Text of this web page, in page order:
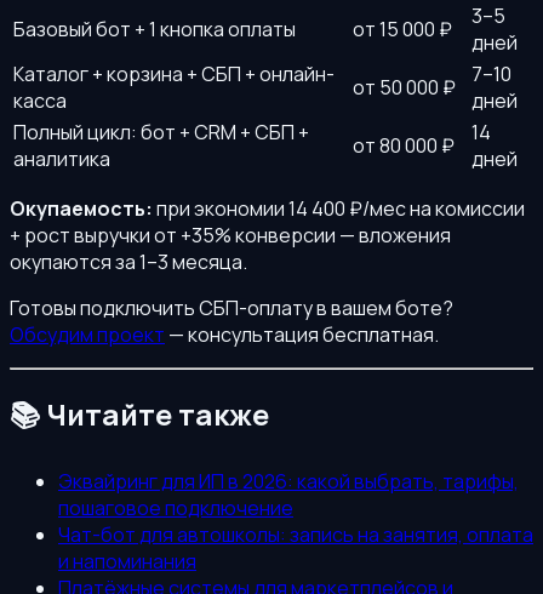
Базовый бот + 1 кнопка оплаты
от 15 000 ₽
3–5
дней
Каталог + корзина + СБП + онлайн-
касса
от 50 000 ₽
7–10
дней
Полный цикл: бот + CRM + СБП +
аналитика
от 80 000 ₽
14
дней
Окупаемость: при экономии 14 400 ₽/мес на комиссии
+ рост выручки от +35% конверсии — вложения
окупаются за 1–3 месяца.
Готовы подключить СБП-оплату в вашем боте?
Обсудим проект — консультация бесплатная.
📚 Читайте также
Эквайринг для ИП в 2026: какой выбрать, тарифы,
пошаговое подключение
Чат-бот для автошколы: запись на занятия, оплата
и напоминания
Платёжные системы для маркетплейсов и